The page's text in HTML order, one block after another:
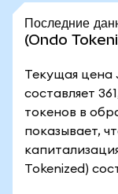
Последние
(Ondo
Текущая цена
составляет
токенов в
показывает,
Tokenized)